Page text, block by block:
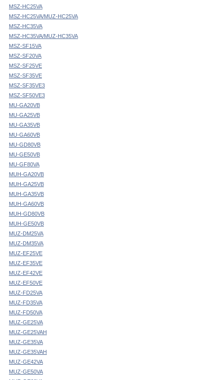
MSZ-HC25VA
MSZ-HC25VA/MUZ-HC25VA
MSZ-HC35VA
MSZ-HC35VA/MUZ-HC35VA
MSZ-SF15VA
MSZ-SF20VA
MSZ-SF25VE
MSZ-SF35VE
MSZ-SF35VE3
MSZ-SF50VE3
MU-GA20VB
MU-GA25VB
MU-GA35VB
MU-GA60VB
MU-GD80VB
MU-GE50VB
MU-GF80VA
MUH-GA20VB
MUH-GA25VB
MUH-GA35VB
MUH-GA60VB
MUH-GD80VB
MUH-GE50VB
MUZ-DM25VA
MUZ-DM35VA
MUZ-EF25VE
MUZ-EF35VE
MUZ-EF42VE
MUZ-EF50VE
MUZ-FD25VA
MUZ-FD35VA
MUZ-FD50VA
MUZ-GE25VA
MUZ-GE25VAH
MUZ-GE35VA
MUZ-GE35VAH
MUZ-GE42VA
MUZ-GE50VA